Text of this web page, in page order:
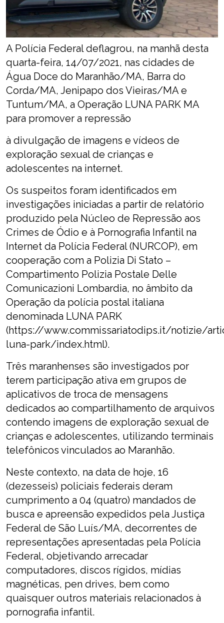
A Polícia Federal deflagrou, na manhã desta
quarta-feira, 14/07/2021, nas cidades de
Água Doce do Maranhão/MA, Barra do
Corda/MA, Jenipapo dos Vieiras/MA e
Tuntum/MA, a Operação LUNA PARK MA
para promover a repressão
à divulgação de imagens e vídeos de
exploração sexual de crianças e
adolescentes na internet.
Os suspeitos foram identificados em
investigações iniciadas a partir de relatório
produzido pela Núcleo de Repressão aos
Crimes de Ódio e à Pornografia Infantil na
Internet da Polícia Federal (NURCOP), em
cooperação com a Polizia Di Stato –
Compartimento Polizia Postale Delle
Comunicazioni Lombardia, no âmbito da
Operação da polícia postal italiana
denominada LUNA PARK
(https://www.commissariatodips.it/notizie/
luna-park/index.html).
Três maranhenses são investigados por
terem participação ativa em grupos de
aplicativos de troca de mensagens
dedicados ao compartilhamento de arquivos
contendo imagens de exploração sexual de
crianças e adolescentes, utilizando terminais
telefônicos vinculados ao Maranhão.
Neste contexto, na data de hoje, 16
(dezesseis) policiais federais deram
cumprimento a 04 (quatro) mandados de
busca e apreensão expedidos pela Justiça
Federal de São Luís/MA, decorrentes de
representações apresentadas pela Polícia
Federal, objetivando arrecadar
computadores, discos rígidos, mídias
magnéticas, pen drives, bem como
quaisquer outros materiais relacionados à
pornografia infantil.